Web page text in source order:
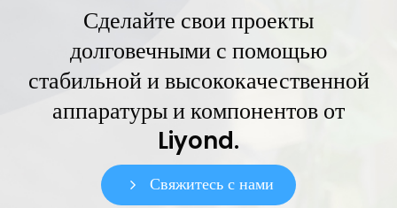
Сделайте свои проекты
долговечными с помощью
стабильной и высококачественной
аппаратуры и компонентов от
Liyond.
Свяжитесь с нами